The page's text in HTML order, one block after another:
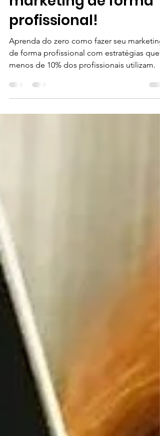
marketing de forma
profissional!
Aprenda do zero como fazer seu marketing
menos de 10% dos profissionais utilizam.